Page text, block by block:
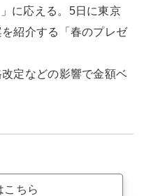
に応える。5日に東京
紹介する「春のプレゼ
定などの影響で金額ベ
こちら